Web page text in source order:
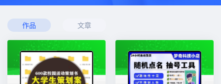
作品 文章